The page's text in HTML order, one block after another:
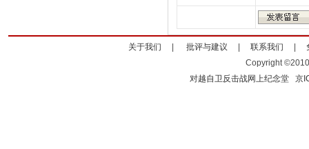
关于我们 批评与建议 联系我们
Copyright
对越自卫反击战网上纪念堂
京